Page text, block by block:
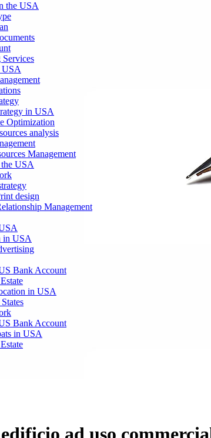
the USA
USA
in USA
Optimization
analysis
Management
USA
design
Management
in USA
Bank Account
in USA
Bank Account
in USA